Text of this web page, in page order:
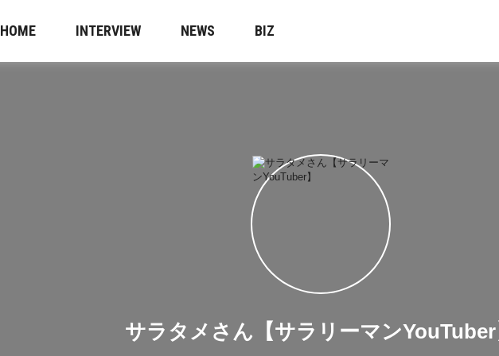
HOME INTERVIEW NEWS BIZ
サラタメさん【サラリーマン